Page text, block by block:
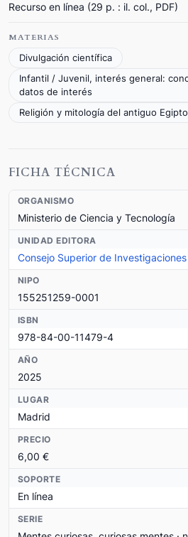
Recurso en línea (29 p. : il. col., PDF)
MATERIAS
Divulgación científica
Infantil / Juvenil, interés general:
datos de interés
Religión y mitología del antiguo Egipto
FICHA TÉCNICA
ORGANISMO
Ministerio de Ciencia y Tecnología
UNIDAD EDITORA
Consejo Superior de
NIPO
155251259-0001
ISBN
978-84-00-11479-4
AÑO
2025
LUGAR
Madrid
PRECIO
6,00 €
SOPORTE
En línea
SERIE